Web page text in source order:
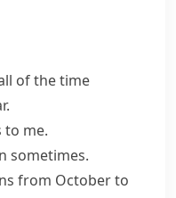
of the time
to me.
sometimes.
from October to